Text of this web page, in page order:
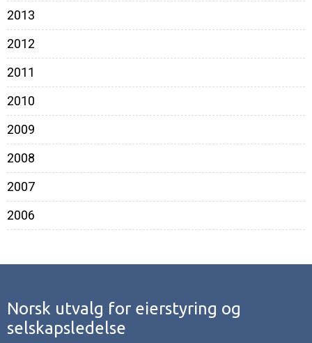
2013
2012
2011
2010
2009
2008
2007
2006
Norsk utvalg for eierstyring og
selskapsledelse